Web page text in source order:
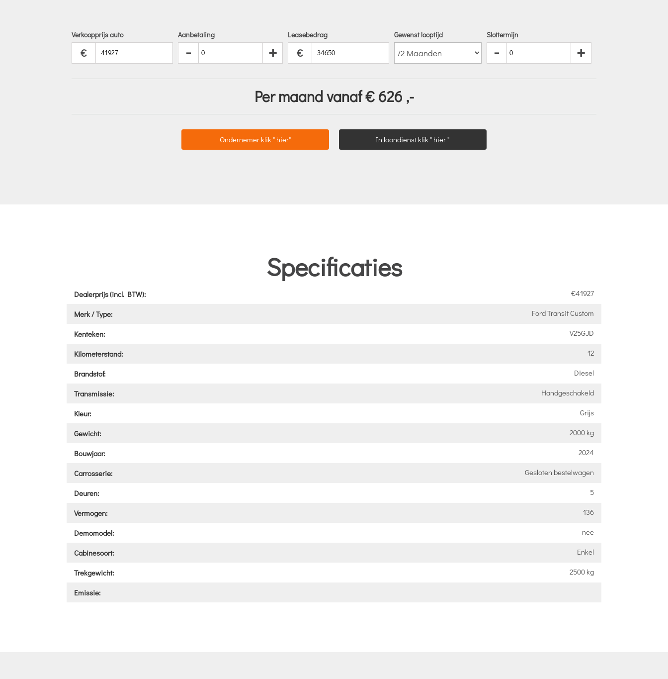
Verkoopprijs auto
€
Aanbetaling
- +
Leasebedrag
€
Gewenst looptijd Slottermijn
- +
Per maand vanaf € 626 ,-
Ondernemer klik " hier" In loondienst klik " hier "
Specificaties
Dealerprijs (incl. BTW): €41927
Merk / Type: Ford Transit Custom
Kenteken: V25GJD
Kilometerstand: 12
Brandstof: Diesel
Transmissie: Handgeschakeld
Kleur: Grijs
Gewicht: 2000 kg
Bouwjaar: 2024
Carrosserie: Gesloten bestelwagen
Deuren: 5
Vermogen: 136
Demomodel: nee
Cabinesoort: Enkel
Trekgewicht: 2500 kg
Emissie: